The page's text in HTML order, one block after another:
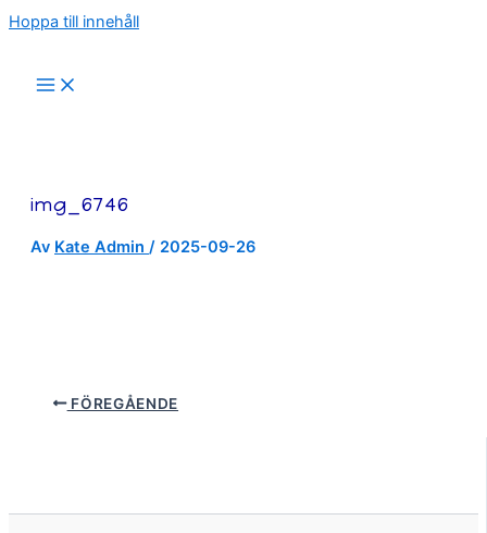
Hoppa till innehåll
img_6746
Av Kate Admin / 2025-09-26
FÖREGÅENDE